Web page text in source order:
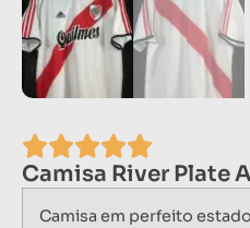
Camisa River Plate
Camisa em perfeito